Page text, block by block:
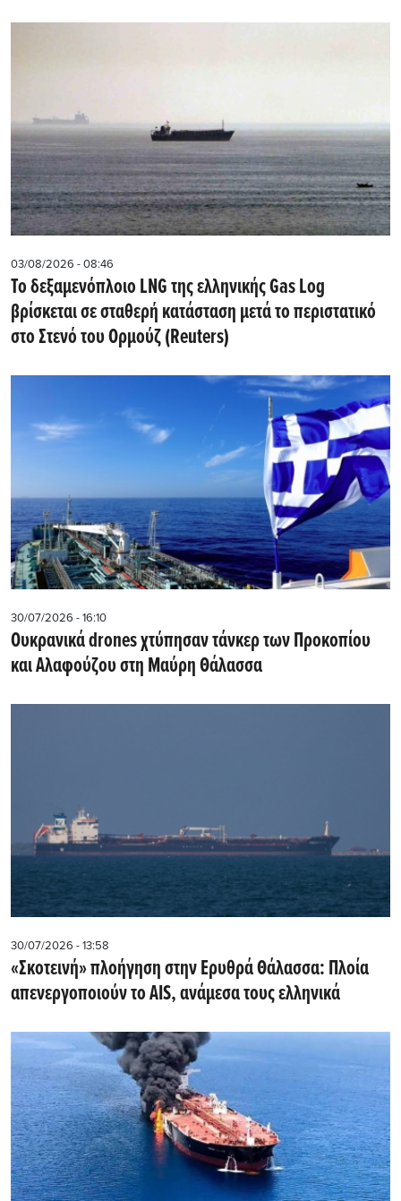
03/08/2026 - 08:46
Το δεξαμενόπλοιο LNG της ελληνικής Gas Log
βρίσκεται σε σταθερή κατάσταση μετά το περιστατικό
στο Στενό του Ορμούζ (Reuters)
30/07/2026 - 16:10
Ουκρανικά drones χτύπησαν τάνκερ των Προκοπίου
και Αλαφούζου στη Μαύρη Θάλασσα
30/07/2026 - 13:58
«Σκοτεινή» πλοήγηση στην Ερυθρά Θάλασσα: Πλοία
απενεργοποιούν το AIS, ανάμεσα τους ελληνικά